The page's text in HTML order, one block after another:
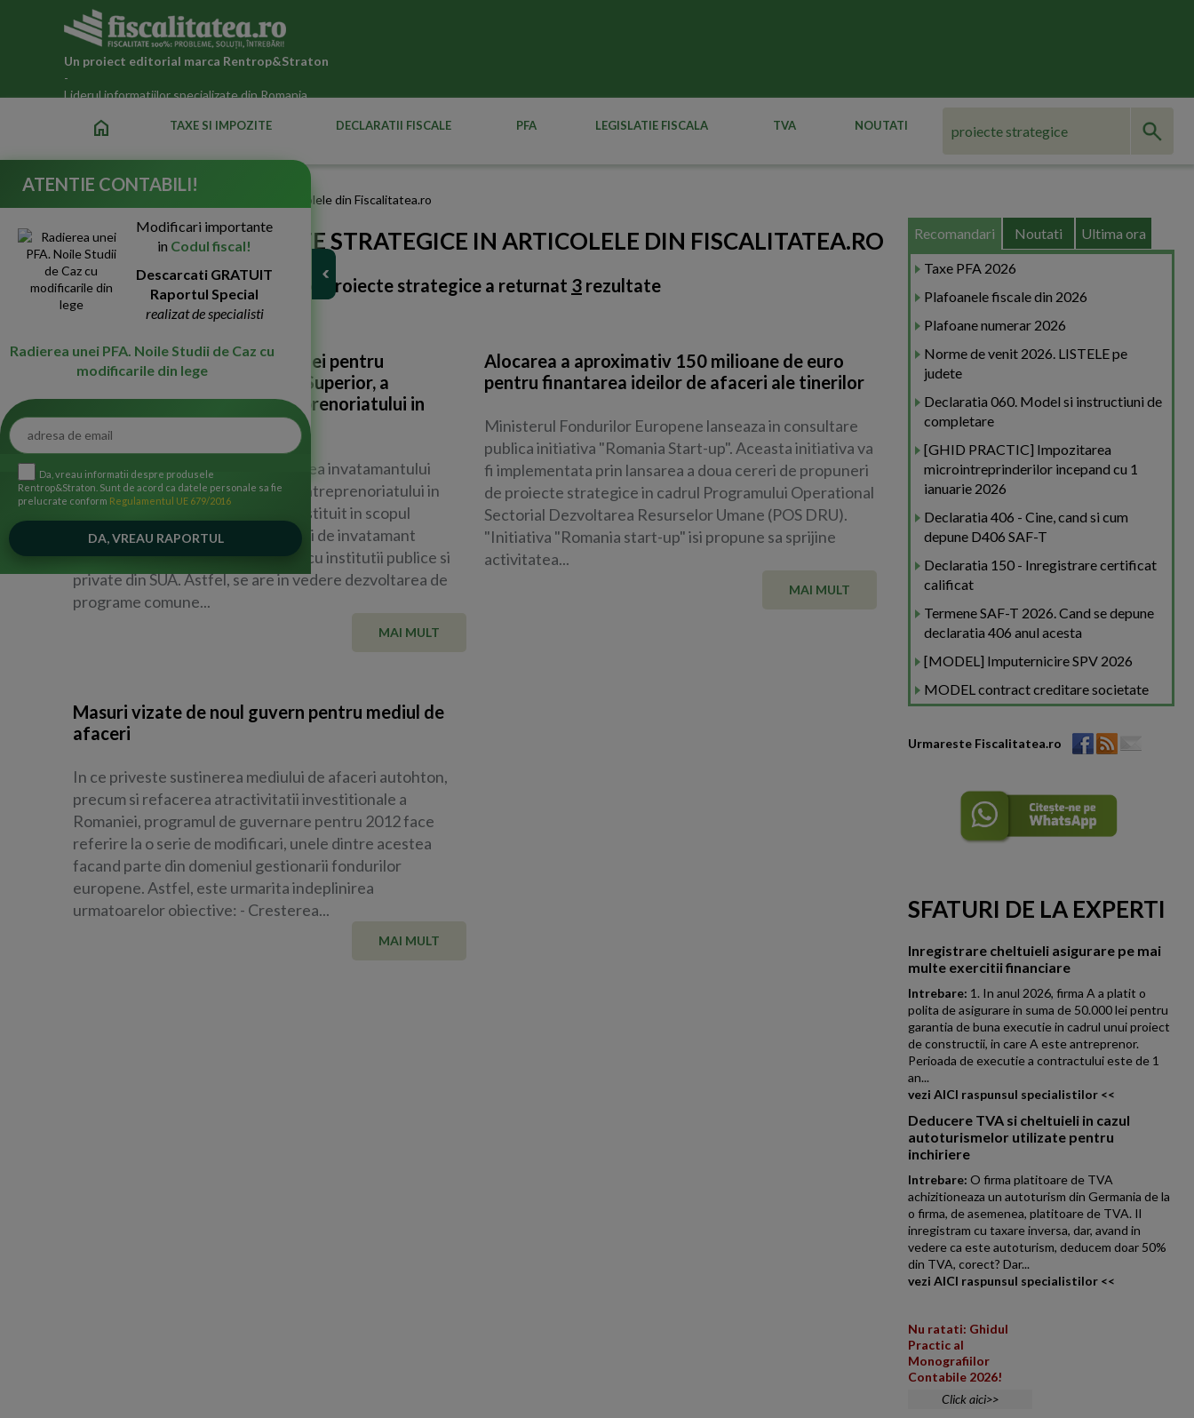
Un proiect editorial marca Rentrop&Straton
-
Liderul informatiilor specializate din Romania
home TAXE SI IMPOZITE DECLARATII FISCALE PFA LEGISLATIE FISCALA TVA NOUTATI
Stiri despre Proiecte strategice in articolele din Fiscalitatea.ro
STIRI DESPRE PROIECTE STRATEGICE IN ARTICOLELE DIN FISCALITATEA.RO
Cautarea in Fiscalitatea.ro dupa proiecte strategice a returnat 3 rezultate
Constituirea Oficiului Romaniei pentru
Promovarea Invatamantului Superior, a
Cercetarii si Inovarii si Antreprenoriatului in
S.U.A.
Oficiul Romaniei pentru Promovarea invatamantului
Superior, a Cercetarii, Inovarii si Antreprenoriatului in
Statele Unite ale Americii va fi constituit in scopul
facilitarii legaturilor dintre institutii de invatamant
superior si cercetare din Romania cu institutii publice si
private din SUA. Astfel, se are in vedere dezvoltarea de
programe comune...
MAI MULT
Alocarea a aproximativ 150 milioane de euro
pentru finantarea ideilor de afaceri ale tinerilor
Ministerul Fondurilor Europene lanseaza in consultare
publica initiativa "Romania Start-up". Aceasta initiativa va
fi implementata prin lansarea a doua cereri de propuneri
de proiecte strategice in cadrul Programului Operational
Sectorial Dezvoltarea Resurselor Umane (POS DRU).
"Initiativa "Romania start-up" isi propune sa sprijine
activitatea...
MAI MULT
Masuri vizate de noul guvern pentru mediul de
afaceri
In ce priveste sustinerea mediului de afaceri autohton,
precum si refacerea atractivitatii investitionale a
Romaniei, programul de guvernare pentru 2012 face
referire la o serie de modificari, unele dintre acestea
facand parte din domeniul gestionarii fondurilor
europene. Astfel, este urmarita indeplinirea
urmatoarelor obiective: - Cresterea...
MAI MULT
Recomandari Noutati Ultima ora
Taxe PFA 2026
Plafoanele fiscale din 2026
Plafoane numerar 2026
Norme de venit 2026. LISTELE pe
judete
Declaratia 060. Model si instructiuni de
completare
[GHID PRACTIC] Impozitarea
microintreprinderilor incepand cu 1
ianuarie 2026
Declaratia 406 - Cine, cand si cum
depune D406 SAF-T
Declaratia 150 - Inregistrare certificat
calificat
Termene SAF-T 2026. Cand se depune
declaratia 406 anul acesta
[MODEL] Imputernicire SPV 2026
MODEL contract creditare societate
Urmareste Fiscalitatea.ro
SFATURI DE LA EXPERTI
Inregistrare cheltuieli asigurare pe mai
multe exercitii financiare
Intrebare: 1. In anul 2026, firma A a platit o
polita de asigurare in suma de 50.000 lei pentru
garantia de buna executie in cadrul unui proiect
de constructii, in care A este antreprenor.
Perioada de executie a contractului este de 1
an...
vezi AICI raspunsul specialistilor <<
Deducere TVA si cheltuieli in cazul
autoturismelor utilizate pentru
inchiriere
Intrebare: O firma platitoare de TVA
achizitioneaza un autoturism din Germania de la
o firma, de asemenea, platitoare de TVA. Il
inregistram cu taxare inversa, dar, avand in
vedere ca este autoturism, deducem doar 50%
din TVA, corect? Dar...
vezi AICI raspunsul specialistilor <<
Nu ratati: Ghidul
Practic al
Monografiilor
Contabile 2026!
Click aici>>
ATENTIE CONTABILI!
Modificari importante
in Codul fiscal!
Descarcati GRATUIT
Raportul Special
realizat de specialisti
Radierea unei PFA. Noile Studii de Caz cu
modificarile din lege
Da, vreau informatii despre produsele
Rentrop&Straton. Sunt de acord ca datele personale sa fie
prelucrate conform Regulamentul UE 679/2016